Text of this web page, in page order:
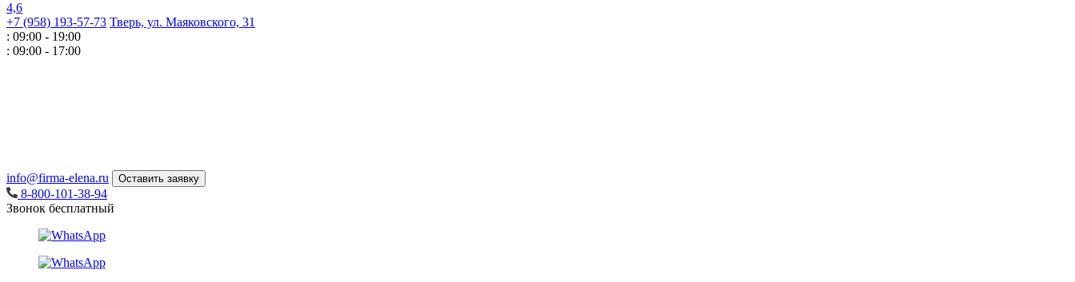
4,6
+7 (958) 193-57-73 Тверь, ул. Маяковского, 31
: 09:00 - 19:00
: 09:00 - 17:00
info@firma-elena.ru Оставить заявку
8-800-101-38-94
Звонок бесплатный